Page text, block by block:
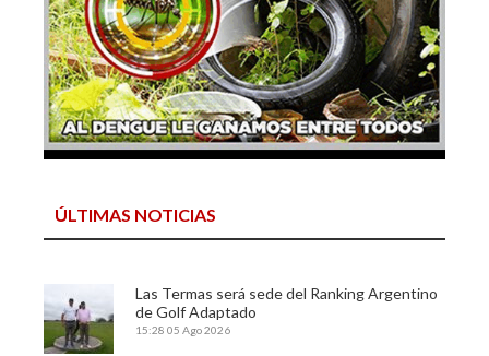
ÚLTIMAS NOTICIAS
Las Termas será sede del Ranking Argentino
de Golf Adaptado
15:28 05 Ago 2026